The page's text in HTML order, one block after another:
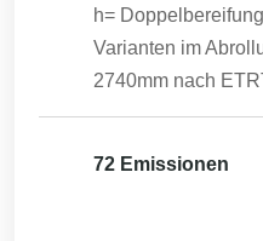
h=
Varianten im
2740mm nach
72 Emissionen